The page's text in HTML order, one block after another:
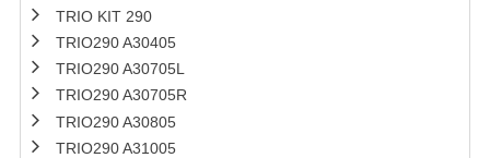
TRIO KIT 290
TRIO290 A30405
TRIO290 A30705L
TRIO290 A30705R
TRIO290 A30805
TRIO290 A31005